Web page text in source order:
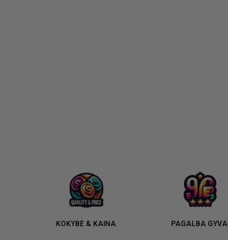
KOKYBĖ & KAINA PAGALBA GYVAI